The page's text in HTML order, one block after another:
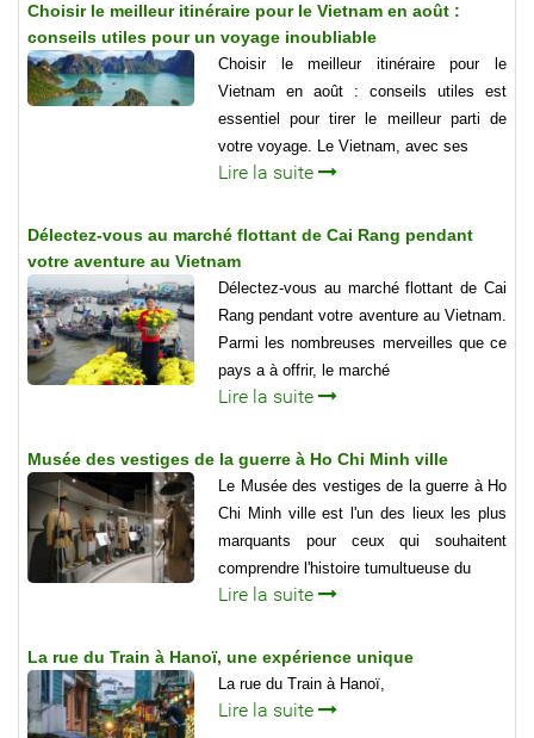
Choisir le meilleur itinéraire pour le Vietnam en août :
conseils utiles pour un voyage inoubliable
Choisir le meilleur itinéraire pour le
Vietnam en août : conseils utiles est
essentiel pour tirer le meilleur parti de
votre voyage. Le Vietnam, avec ses
Lire la suite
Délectez-vous au marché flottant de Cai Rang pendant
votre aventure au Vietnam
Délectez-vous au marché flottant de Cai
Rang pendant votre aventure au Vietnam.
Parmi les nombreuses merveilles que ce
pays a à offrir, le marché
Lire la suite
Musée des vestiges de la guerre à Ho Chi Minh ville
Le Musée des vestiges de la guerre à Ho
Chi Minh ville est l'un des lieux les plus
marquants pour ceux qui souhaitent
comprendre l'histoire tumultueuse du
Lire la suite
La rue du Train à Hanoï, une expérience unique
La rue du Train à Hanoï,
Lire la suite